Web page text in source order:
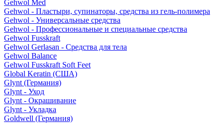
Gehwol Med
Gehwol - Пластыри, супинаторы, средства из гель-полимера
Gehwol - Универсальные средства
Gehwol - Профессиональные и специальные средства
Gehwol Fusskraft
Gehwol Gerlasan - Средства для тела
Gehwol Balance
Gehwol Fusskraft Soft Feet
Global Keratin (США)
Glynt (Германия)
Glynt - Уход
Glynt - Окрашивание
Glynt - Укладка
Goldwell (Германия)